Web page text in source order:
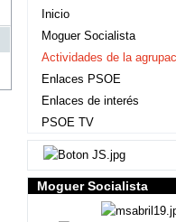
Inicio
Moguer Socialista
Actividades de la
Enlaces PSOE
Enlaces de interés
PSOE TV
Moguer Socialista